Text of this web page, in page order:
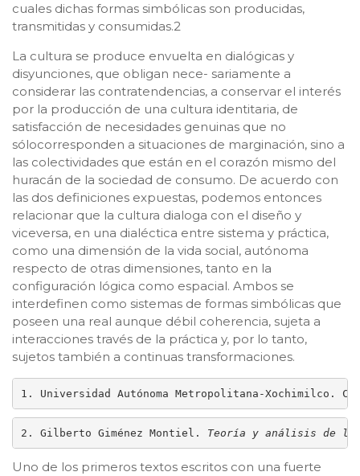
cuales dichas formas simbólicas son producidas,
transmitidas y consumidas.2
La cultura se produce envuelta en dialógicas y
disyunciones, que obligan nece- sariamente a
considerar las contratendencias, a conservar el interés
por la producción de una cultura identitaria, de
satisfacción de necesidades genuinas que no
sólocorresponden a situaciones de marginación, sino a
las colectividades que están en el corazón mismo del
huracán de la sociedad de consumo. De acuerdo con
las dos definiciones expuestas, podemos entonces
relacionar que la cultura dialoga con el diseño y
viceversa, en una dialéctica entre sistema y práctica,
como una dimensión de la vida social, autónoma
respecto de otras dimensiones, tanto en la
configuración lógica como espacial. Ambos se
interdefinen como sistemas de formas simbólicas que
poseen una real aunque débil coherencia, sujeta a
interacciones través de la práctica y, por lo tanto,
sujetos también a continuas transformaciones.
1. Universidad Autónoma Metropolitana-Xochimilco.
2. Gilberto Giménez Montiel. Teoría y análisis de la
Uno de los primeros textos escritos con una fuerte